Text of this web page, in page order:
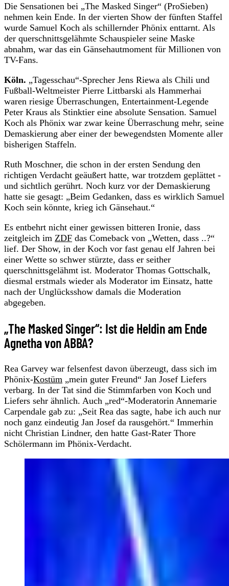
Die Sensationen bei „The Masked Singer“ (ProSieben)
nehmen kein Ende. In der vierten Show der fünften Staffel
wurde Samuel Koch als schillernder Phönix enttarnt. Als
der querschnittsgelähmte Schauspieler seine Maske
abnahm, war das ein Gänsehautmoment für Millionen von
TV-Fans.
Köln. „Tagesschau“-Sprecher Jens Riewa als Chili und
Fußball-Weltmeister Pierre Littbarski als Hammerhai
waren riesige Überraschungen, Entertainment-Legende
Peter Kraus als Stinktier eine absolute Sensation. Samuel
Koch als Phönix war zwar keine Überraschung mehr, seine
Demaskierung aber einer der bewegendsten Momente aller
bisherigen Staffeln.
Ruth Moschner, die schon in der ersten Sendung den
richtigen Verdacht geäußert hatte, war trotzdem geplättet -
und sichtlich gerührt. Noch kurz vor der Demaskierung
hatte sie gesagt: „Beim Gedanken, dass es wirklich Samuel
Koch sein könnte, krieg ich Gänsehaut.“
Es entbehrt nicht einer gewissen bitteren Ironie, dass
zeitgleich im ZDF das Comeback von „Wetten, dass ..?“
lief. Der Show, in der Koch vor fast genau elf Jahren bei
einer Wette so schwer stürzte, dass er seither
querschnittsgelähmt ist. Moderator Thomas Gottschalk,
diesmal erstmals wieder als Moderator im Einsatz, hatte
nach der Unglücksshow damals die Moderation
abgegeben.
„The Masked Singer“: Ist die Heldin am Ende
Agnetha von ABBA?
Rea Garvey war felsenfest davon überzeugt, dass sich im
Phönix-Kostüm „mein guter Freund“ Jan Josef Liefers
verbarg. In der Tat sind die Stimmfarben von Koch und
Liefers sehr ähnlich. Auch „red“-Moderatorin Annemarie
Carpendale gab zu: „Seit Rea das sagte, habe ich auch nur
noch ganz eindeutig Jan Josef da rausgehört.“ Immerhin
nicht Christian Lindner, den hatte Gast-Rater Thore
Schölermann im Phönix-Verdacht.